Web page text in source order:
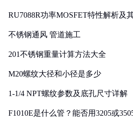
RU7088R功率MOSFET特性解析及
不锈钢通风 管道施工
201不锈钢重量计算方法大全
M20螺纹大径和小径是多少
1-1/4 NPT螺纹参数及底孔尺寸详解
F1010E是什么管？能否用3205或